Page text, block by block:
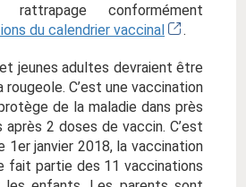
conformément
du calendrier vaccinal .
jeunes adultes devraient être
C’est une vaccination
de la maladie dans près
2 doses de vaccin. C’est
1er janvier 2018, la vaccination
fait partie des 11 vaccinations